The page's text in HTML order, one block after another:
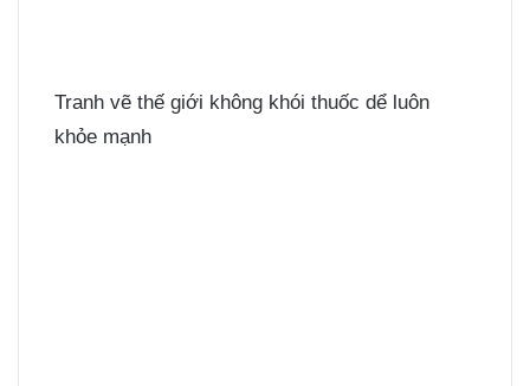
Tranh vẽ thế giới không khói thuốc dể luôn
khỏe mạnh